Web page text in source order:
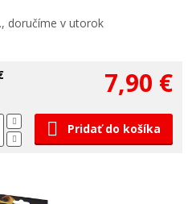
doručíme v utorok
7,90 €
Pridať do košíka